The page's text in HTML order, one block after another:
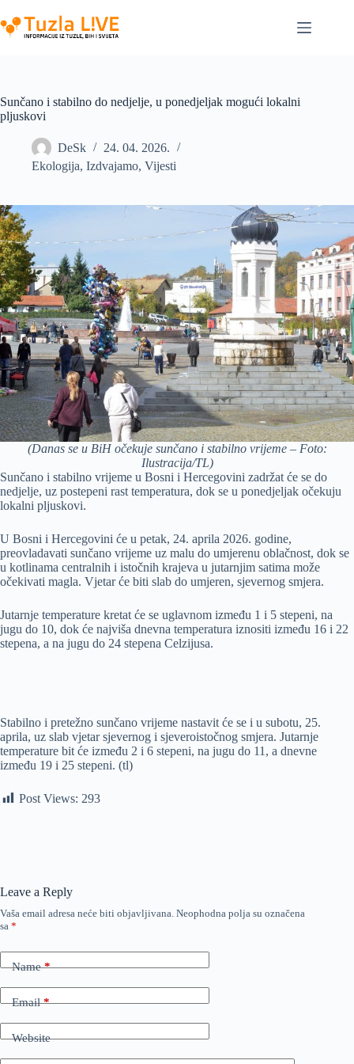
to
content
Sunčano i stabilno do nedjelje, u ponedjeljak mogući lokalni
pljuskovi
DeSk
24. 04. 2026.
Ekologija, Izdvajamo, Vijesti
(Danas se u BiH očekuje sunčano i stabilno vrijeme – Foto:
Ilustracija/TL)
Sunčano i stabilno vrijeme u Bosni i Hercegovini zadržat će se do
nedjelje, uz postepeni rast temperatura, dok se u ponedjeljak očekuju
lokalni pljuskovi.
U Bosni i Hercegovini će u petak, 24. aprila 2026. godine,
preovladavati sunčano vrijeme uz malu do umjerenu oblačnost, dok se
u kotlinama centralnih i istočnih krajeva u jutarnjim satima može
očekivati magla. Vjetar će biti slab do umjeren, sjevernog smjera.
Jutarnje temperature kretat će se uglavnom između 1 i 5 stepeni, na
jugu do 10, dok će najviša dnevna temperatura iznositi između 16 i 22
stepena, a na jugu do 24 stepena Celzijusa.
Stabilno i pretežno sunčano vrijeme nastavit će se i u subotu, 25.
aprila, uz slab vjetar sjevernog i sjeveroistočnog smjera. Jutarnje
temperature bit će između 2 i 6 stepeni, na jugu do 11, a dnevne
između 19 i 25 stepeni. (tl)
Post Views: 293
Leave a Reply
Vaša email adresa neće biti objavljivana. Neophodna polja su označena
sa *
Name*
Email*
Website